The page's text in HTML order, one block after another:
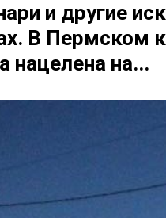
и другие
В Пермском
нацелена на...